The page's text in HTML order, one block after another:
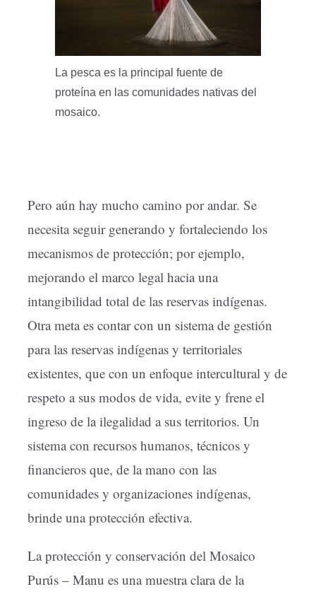
La pesca es la principal fuente de
proteína en las comunidades nativas del
mosaico.
Pero aún hay mucho camino por andar. Se
necesita seguir generando y fortaleciendo los
mecanismos de protección; por ejemplo,
mejorando el marco legal hacia una
intangibilidad total de las reservas indígenas.
Otra meta es contar con un sistema de gestión
para las reservas indígenas y territoriales
existentes, que con un enfoque intercultural y de
respeto a sus modos de vida, evite y frene el
ingreso de la ilegalidad a sus territorios. Un
sistema con recursos humanos, técnicos y
financieros que, de la mano con las
comunidades y organizaciones indígenas,
brinde una protección efectiva.
La protección y conservación del Mosaico
Purús – Manu es una muestra clara de la